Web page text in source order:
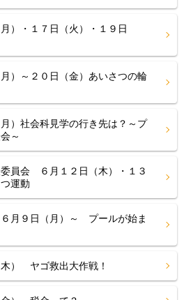
）・１７日（火）・１９日
）～２０日（金）あいさつの輪
）社会科見学の行き先は？～プ
～
員会 ６月１２日（木）・１３
つ運動
月９日（月）～ プールが始ま
） ヤゴ救出大作戦！